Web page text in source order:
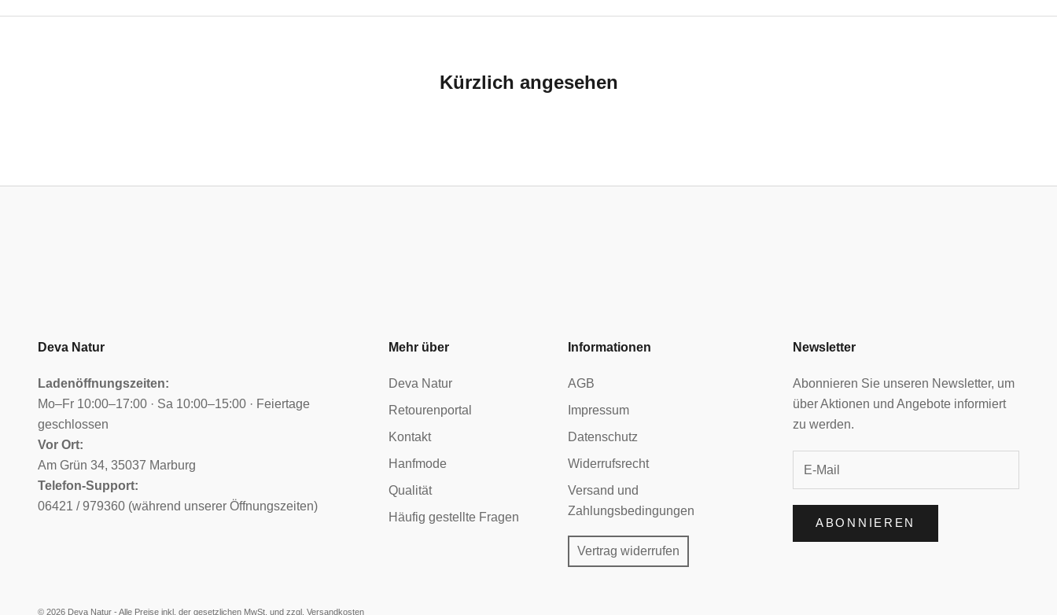
Kürzlich angesehen
Deva Natur
Ladenöffnungszeiten:
Mo–Fr 10:00–17:00 · Sa 10:00–15:00 · Feiertage
geschlossen
Vor Ort:
Am Grün 34, 35037 Marburg
Telefon-Support:
06421 / 979360 (während unserer Öffnungszeiten)
Mehr über
Deva Natur
Retourenportal
Kontakt
Hanfmode
Qualität
Häufig gestellte Fragen
Informationen
AGB
Impressum
Datenschutz
Widerrufsrecht
Versand und
Zahlungsbedingungen
Vertrag widerrufen
Newsletter
Abonnieren Sie unseren Newsletter, um
über Aktionen und Angebote informiert
zu werden.
ABONNIEREN
© 2026 Deva Natur - Alle Preise inkl. der gesetzlichen MwSt. und zzgl. Versandkosten